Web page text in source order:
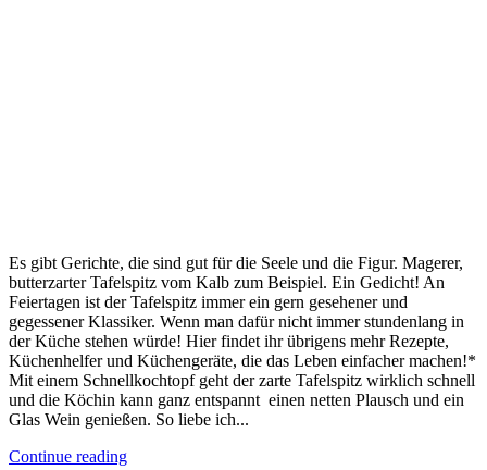
Es gibt Gerichte, die sind gut für die Seele und die Figur. Magerer,
butterzarter Tafelspitz vom Kalb zum Beispiel. Ein Gedicht! An
Feiertagen ist der Tafelspitz immer ein gern gesehener und
gegessener Klassiker. Wenn man dafür nicht immer stundenlang in
der Küche stehen würde! Hier findet ihr übrigens mehr Rezepte,
Küchenhelfer und Küchengeräte, die das Leben einfacher machen!*
Mit einem Schnellkochtopf geht der zarte Tafelspitz wirklich schnell
und die Köchin kann ganz entspannt einen netten Plausch und ein
Glas Wein genießen. So liebe ich...
Continue reading